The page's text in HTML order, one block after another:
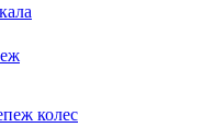
колес